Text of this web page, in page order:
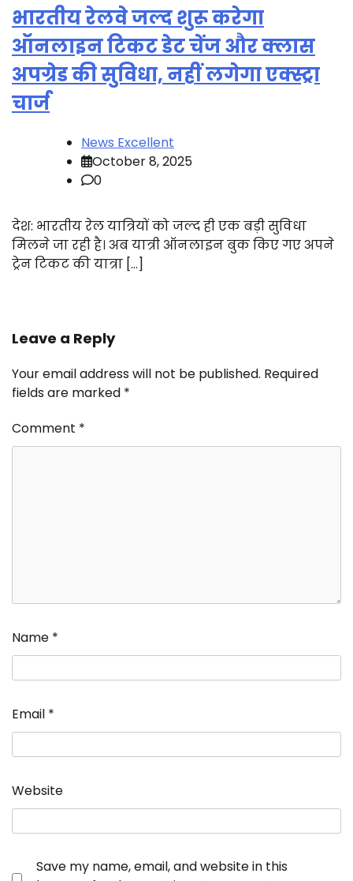
भारतीय रेलवे जल्द शुरू करेगा
ऑनलाइन टिकट डेट चेंज और क्लास
अपग्रेड की सुविधा, नहीं लगेगा एक्स्ट्रा
चार्ज
News Excellent
October 8, 2025
0
देश: भारतीय रेल यात्रियों को जल्द ही एक बड़ी सुविधा
मिलने जा रही है। अब यात्री ऑनलाइन बुक किए गए अपने
ट्रेन टिकट की यात्रा […]
Leave a Reply
Your email address will not be published. Required
fields are marked *
Comment *
Name *
Email *
Website
Save my name, email, and website in this